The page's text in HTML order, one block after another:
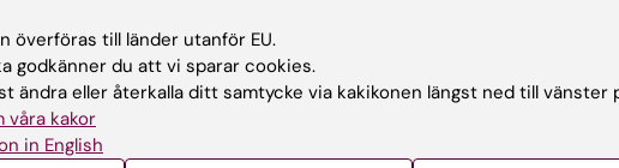
Universitetsbiblioteket
Stöd forskning och utbildning
överföras till länder utanför EU.
godkänner du att vi sparar cookies.
ändra eller återkalla ditt samtycke via kakikonen längst ned till vänster
våra kakor
in English